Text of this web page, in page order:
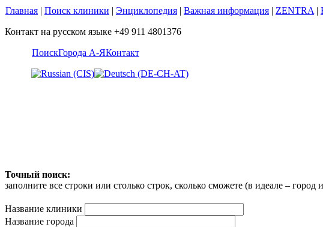
Главная | Поиск клиники | Энциклопедия | Важная информация | ZENTRA |
Контакт на русском языке +49 911 4801376
ПоискГорода А-ЯКонтакт
Точный поиск:
заполните все строки или столько строк, сколько сможете (в идеале –
Название клиники
Название города